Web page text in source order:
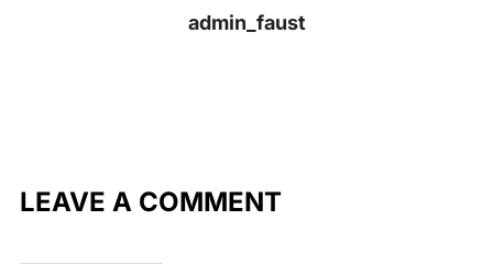
admin_faust
LEAVE A COMMENT